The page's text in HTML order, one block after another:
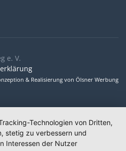
e. V.
& Realisierung von Ölsner Werbung
Technologien von Dritten,
stetig zu verbessern und
Interessen der Nutzer